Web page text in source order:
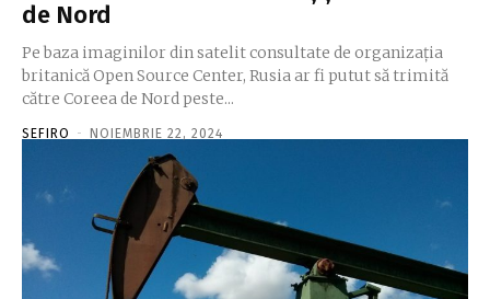
de Nord
Pe baza imaginilor din satelit consultate de organizația
britanică Open Source Center, Rusia ar fi putut să trimită
către Coreea de Nord peste...
SEFIRO - NOIEMBRIE 22, 2024